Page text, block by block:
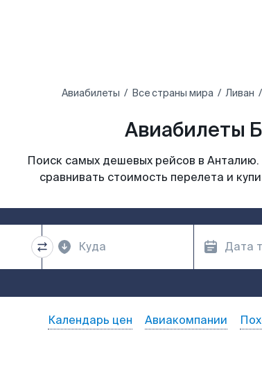
Авиабилеты Все страны мира Ливан
Авиабилеты
Поиск самых дешевых рейсов в
сравнивать стоимость перелета и
Календарь цен Авиакомпании